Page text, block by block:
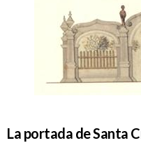
La portada de Santa